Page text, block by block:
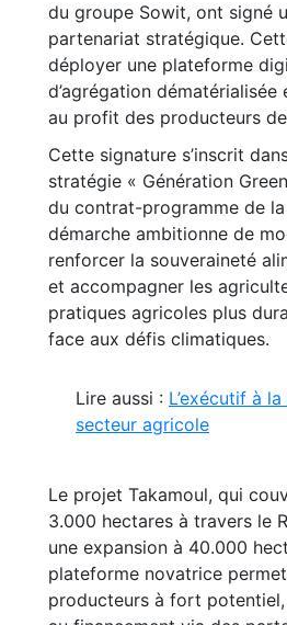
du groupe Sowit, ont signé
partenariat stratégique.
déployer une plateforme
d’agrégation
au profit des producteurs
Cette signature s’inscrit
stratégie « Génération
du contrat-programme de
démarche ambitionne de
renforcer la souveraineté
et accompagner les
pratiques agricoles plus
face aux défis climatiques.
Lire aussi : L’exécutif à
secteur agricole
Le projet Takamoul, qui
3.000 hectares à travers le
une expansion à 40.000
plateforme novatrice
producteurs à fort